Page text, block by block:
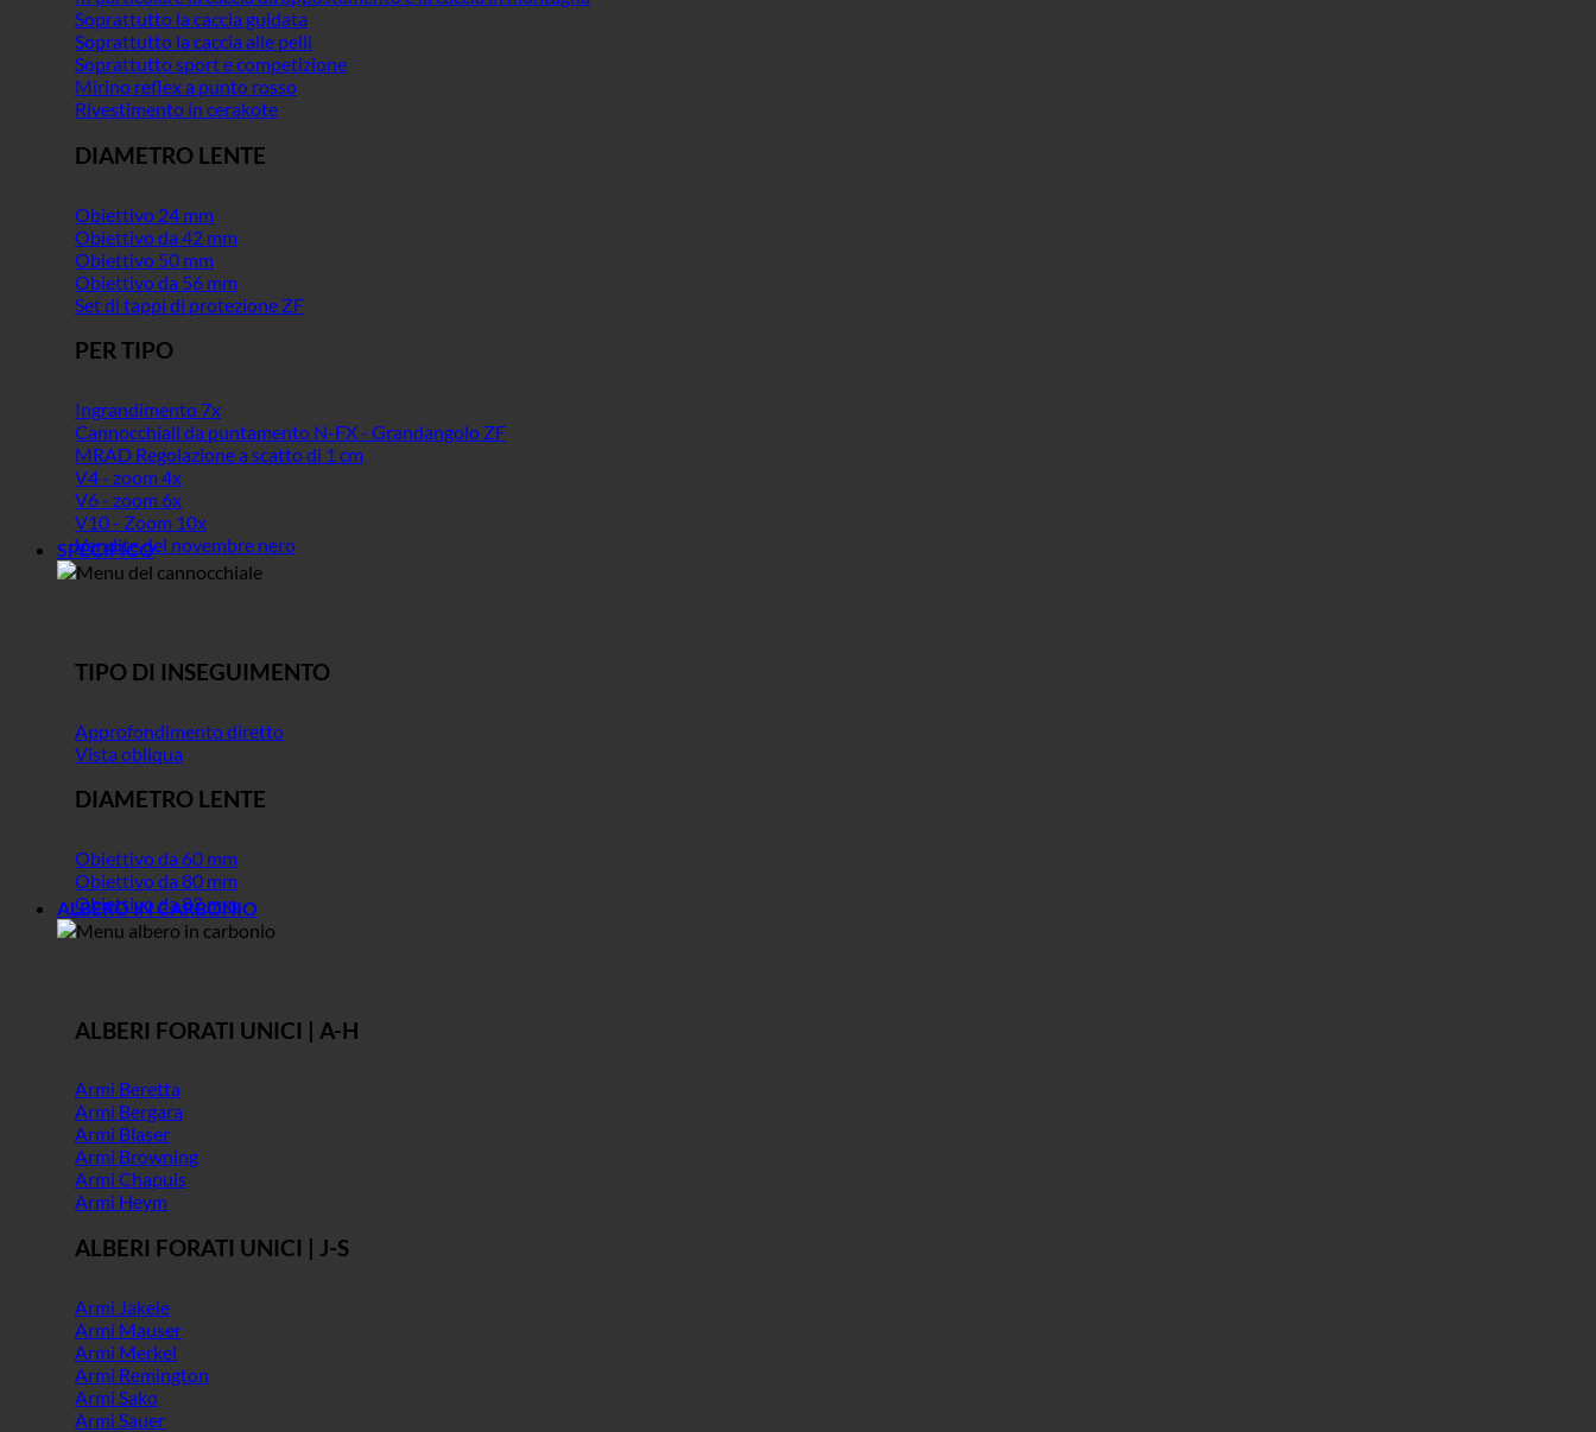
Soprattutto la caccia guidata
Soprattutto la caccia alle pelli
Soprattutto sport e competizione
Mirino reflex a punto rosso
Rivestimento in cerakote
DIAMETRO LENTE
Obiettivo 24 mm
Obiettivo da 42 mm
Obiettivo 50 mm
Obiettivo da 56 mm
Set di tappi di protezione ZF
PER TIPO
Ingrandimento 7x
Cannocchiali da puntamento N-FX - Grandangolo ZF
MRAD Regolazione a scatto di 1 cm
V4 - zoom 4x
V6 - zoom 6x
V10 - Zoom 10x
Vendite del novembre nero
SPECIFICO
TIPO DI INSEGUIMENTO
Approfondimento diretto
Vista obliqua
DIAMETRO LENTE
Obiettivo da 60 mm
Obiettivo da 80 mm
Obiettivo da 82 mm
ALBERO IN CARBONIO
ALBERI FORATI UNICI | A-H
Armi Beretta
Armi Bergara
Armi Blaser
Armi Browning
Armi Chapuis
Armi Heym
ALBERI FORATI UNICI | J-S
Armi Jakele
Armi Mauser
Armi Merkel
Armi Remington
Armi Sako
Armi Sauer